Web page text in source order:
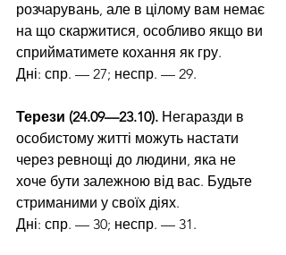
розчарувань, але в цілому вам немає
на що скаржитися, особливо якщо ви
сприйматимете кохання як гру.
Дні: спр. — 27; неспр. — 29.
Терези (24.09—23.10). Негаразди в
особистому житті можуть настати
через ревнощі до людини, яка не
хоче бути залежною від вас. Будьте
стриманими у своїх діях.
Дні: спр. — 30; неспр. — 31.